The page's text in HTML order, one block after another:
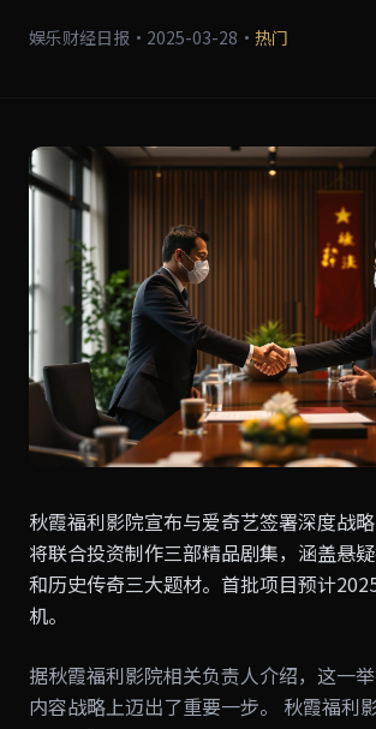
娱乐财经日报 · 2025-03-28 · 热门
秋霞福利影院宣布与爱奇艺签署深度战
将联合投资制作三部精品剧集，涵盖悬
和历史传奇三大题材。首批项目预计
机。
据秋霞福利影院相关负责人介绍，这一
内容战略上迈出了重要一步。 秋霞福利